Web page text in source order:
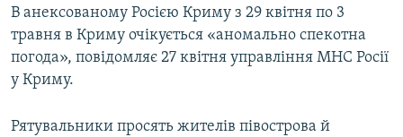
Усі сайти RFE/RL
В анексованому Росією Криму з 29 квітня по 3
травня в Криму очікується «аномально спекотна
погода», повідомляє 27 квітня управління МНС Росії
у Криму.
Рятувальники просять жителів півострова й